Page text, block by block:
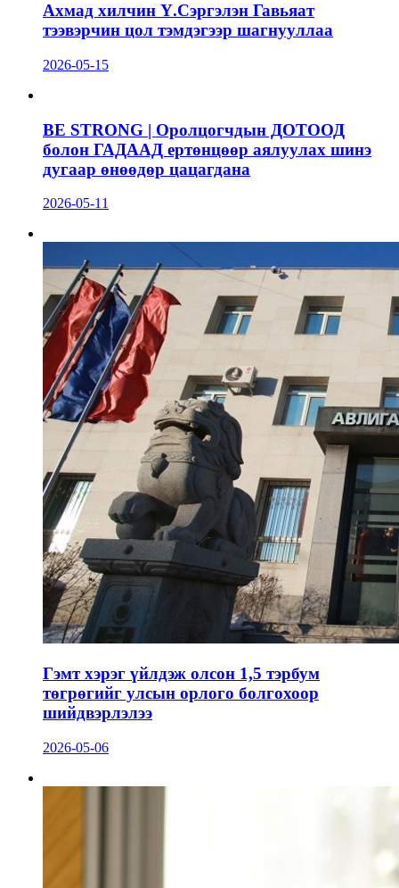
Ахмад хилчин Ү.Сэргэлэн Гавьяат
тээвэрчин цол тэмдэгээр шагнууллаа
2026-05-15
BE STRONG | Оролцогчдын ДОТООД
болон ГАДААД ертөнцөөр аялуулах шинэ
дугаар өнөөдөр цацагдана
2026-05-11
Гэмт хэрэг үйлдэж олсон 1,5 тэрбум
төгрөгийг улсын орлого болгохоор
шийдвэрлэлээ
2026-05-06